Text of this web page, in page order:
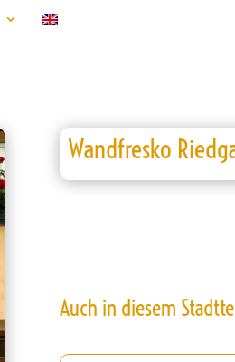
Wandfresko
Auch in diesem